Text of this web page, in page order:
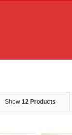
Show 12 Products